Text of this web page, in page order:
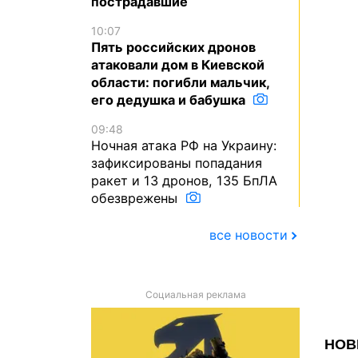
10:07
Пять российских дронов
атаковали дом в Киевской
области: погибли мальчик,
его дедушка и бабушка
09:48
Ночная атака РФ на Украину:
зафиксированы попадания
ракет и 13 дронов, 135 БпЛА
обезврежены
все новости
Социальная реклама